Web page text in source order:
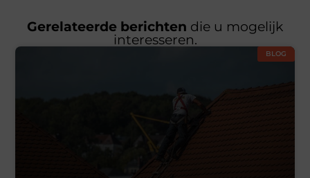
Gerelateerde berichten die u mogelijk
interesseren.
BLOG